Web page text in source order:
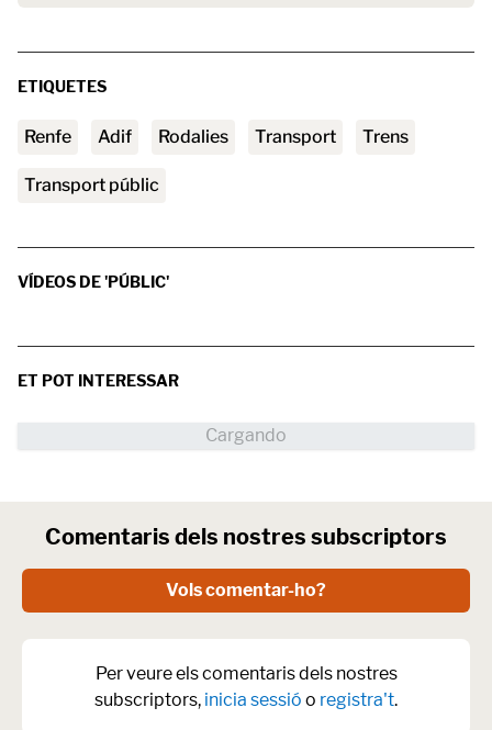
ETIQUETES
Renfe adif Rodalies transport trens
transport públic
VÍDEOS DE 'PÚBLIC'
ET POT INTERESSAR
Comentaris dels nostres subscriptors
Vols comentar-ho?
Per veure els comentaris dels nostres
subscriptors, inicia sessió o registra't.